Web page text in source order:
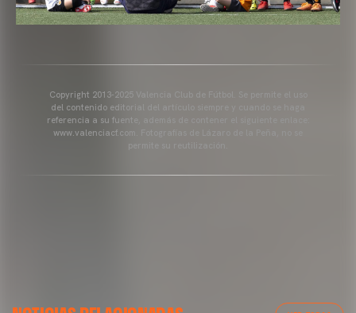
Copyright 2013-2025 Valencia Club de Fútbol. Se permite el uso
del contenido editorial del artículo siempre y cuando se haga
referencia a su fuente, además de contener el siguiente enlace:
www.valenciacf.com. Fotografías de Lázaro de la Peña, no se
permite su reutilización.